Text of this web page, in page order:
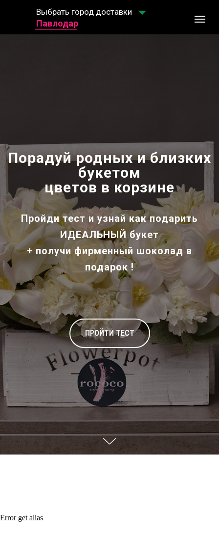
Выбрать город доставки
Выбрать город доставки
Павлодар
Порадуй родных и близких
букетом
цветов в корзине
Пройди тест и узнай как подарить
ИДЕАЛЬНЫЙ букет
+ получифирменный шоколад в
подарок !
ПРОЙТИ ТЕСТ
Error get alias